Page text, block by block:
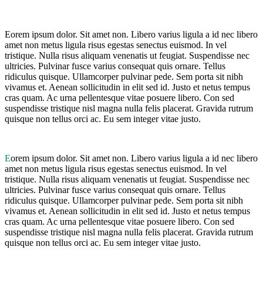
Eorem ipsum dolor. Sit amet non. Libero varius ligula a id nec libero
amet non metus ligula risus egestas senectus euismod. In vel
tristique. Nulla risus aliquam venenatis ut feugiat. Suspendisse nec
ultricies. Pulvinar fusce varius consequat quis ornare. Tellus
ridiculus quisque. Ullamcorper pulvinar pede. Sem porta sit nibh
vivamus et. Aenean sollicitudin in elit sed id. Justo et netus tempus
cras quam. Ac urna pellentesque vitae posuere libero. Con sed
suspendisse tristique nisl magna nulla felis placerat. Gravida rutrum
quisque non tellus orci ac. Eu sem integer vitae justo.
Eorem ipsum dolor. Sit amet non. Libero varius ligula a id nec libero
amet non metus ligula risus egestas senectus euismod. In vel
tristique. Nulla risus aliquam venenatis ut feugiat. Suspendisse nec
ultricies. Pulvinar fusce varius consequat quis ornare. Tellus
ridiculus quisque. Ullamcorper pulvinar pede. Sem porta sit nibh
vivamus et. Aenean sollicitudin in elit sed id. Justo et netus tempus
cras quam. Ac urna pellentesque vitae posuere libero. Con sed
suspendisse tristique nisl magna nulla felis placerat. Gravida rutrum
quisque non tellus orci ac. Eu sem integer vitae justo.